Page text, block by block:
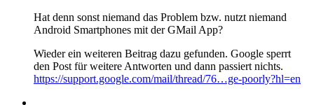
Hat denn sonst niemand das Problem bzw. nutzt niemand
Android Smartphones mit der GMail App?
Wieder ein weiteren Beitrag dazu gefunden. Google sperrt
den Post für weitere Antworten und dann passiert nichts.
https://support.google.com/mail/thread/76…ge-poorly?hl=en